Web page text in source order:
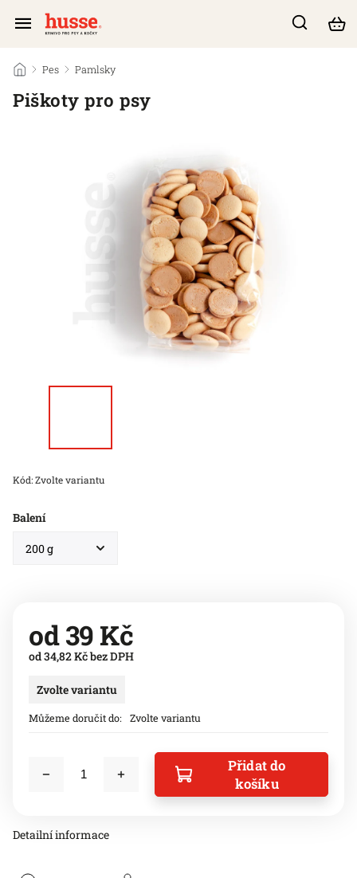
/ Pes / Pamlsky
Piškoty pro psy
Kód:Zvolte variantu
Balení
od39 Kč
od34,82 Kčbez DPH
Zvolte variantu
Můžeme doručit do: Zvolte variantu
Přidat do
košíku
Detailní informace